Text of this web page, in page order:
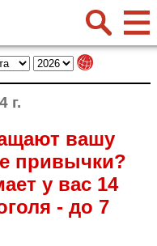
г.
вашу
привычки?
у вас 14
- до 7